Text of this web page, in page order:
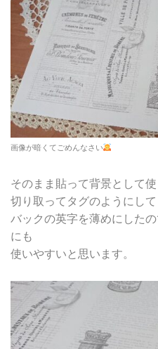
画像が暗くてごめんなさい
そのまま貼って背景として
切り取ってタグのようにし
バックの英字を薄めにした
にも
使いやすいと思います。